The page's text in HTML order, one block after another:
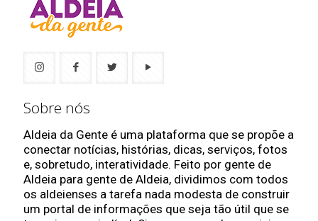
Sobre nós
Aldeia da Gente é uma plataforma que se propõe a
conectar notícias, histórias, dicas, serviços, fotos
e, sobretudo, interatividade. Feito por gente de
Aldeia para gente de Aldeia, dividimos com todos
os aldeienses a tarefa nada modesta de construir
um portal de informações que seja tão útil que se